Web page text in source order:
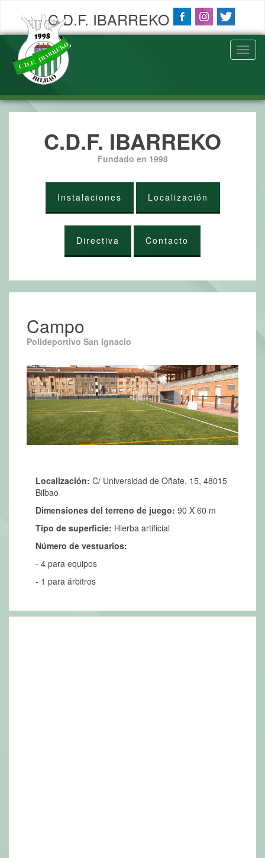
C.D.F. IBARREKO
C.D.F. IBARREKO
Fundado en 1998
Instalaciones Localización
Directiva Contacto
Campo
Polideportivo San Ignacio
Localización: C/ Universidad de Oñate, 15, 48015
Bilbao
Dimensiones del terreno de juego: 90 X 60 m
Tipo de superficie: Hierba artificial
Número de vestuarios:
- 4 para equipos
- 1 para árbitros